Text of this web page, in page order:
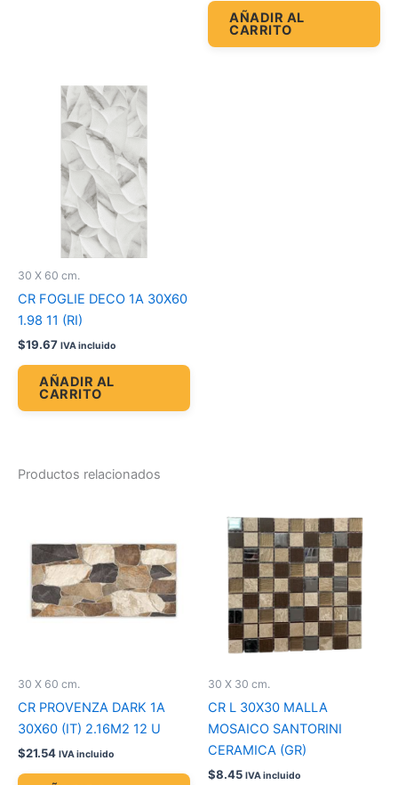
AÑADIR AL
CARRITO
30 X 60 cm.
CR FOGLIE DECO 1A 30X60
1.98 11 (RI)
$19.67 IVA incluido
AÑADIR AL
CARRITO
Productos relacionados
30 X 60 cm.
CR PROVENZA DARK 1A
30X60 (IT) 2.16M2 12 U
$21.54 IVA incluido
30 X 30 cm.
CR L 30X30 MALLA
MOSAICO SANTORINI
CERAMICA (GR)
$8.45 IVA incluido